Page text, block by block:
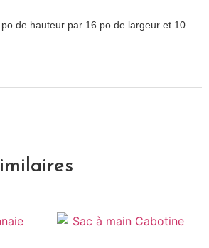
de hauteur par 16 po de largeur et 10